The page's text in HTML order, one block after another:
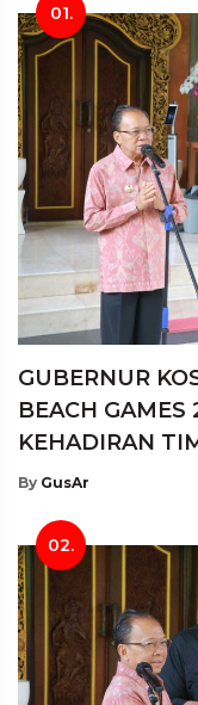
01.
GUBERNUR
BEACH
KEHADIRAN
By GusAr
02.